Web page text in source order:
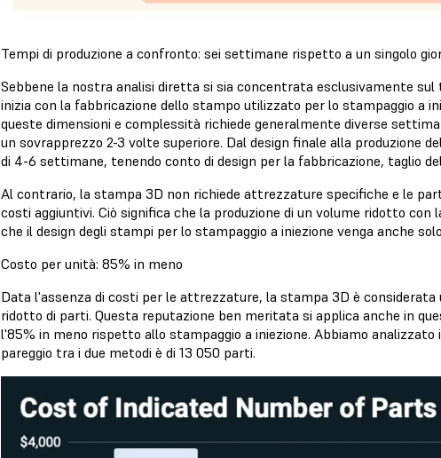
Tempi di produzione a confronto: sei settimane rispetto a un singolo
Sebbene la nostra analisi diretta si sia concentrata esclusivamente sul
inizia con la fabbricazione dello stampo utilizzato per lo stampaggio a
queste dimensioni e complessità richiede generalmente diverse
un sovrapprezzo 2-3 volte superiore. Dal design finale alla produzione
di 4-6 settimane, tenendo conto di design per la fabbricazione, taglio
Al contrario, la stampa 3D non richiede attrezzature specifiche e le
costi aggiuntivi. Ciò significa che la produzione di un volume ridotto
che il design degli stampi per lo stampaggio a iniezione venga anche
Costo per unità: 85% in meno
Data l'assenza di costi per le attrezzature, la stampa 3D è
ridotto di parti. Questa reputazione ben meritata si applica anche in
l'85% in meno rispetto allo stampaggio a iniezione. Abbiamo
pareggio tra i due metodi è di 13 050 parti.